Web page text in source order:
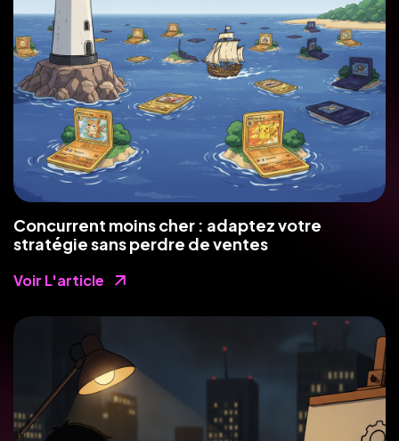
Concurrent moins cher : adaptez votre
stratégie sans perdre de ventes
Voir L'article